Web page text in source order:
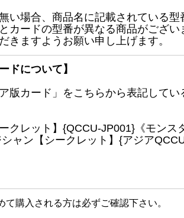
い場合、商品名に記載されている型
カードの型番が異なる商品がござ
きますようお願い申し上げます。
ドについて】
版カード」をこちらから表記してい
クレット】{QCCU-JP001}《モンス
ン【シークレット】{アジア
て購入される方は必ずご確認下さい。